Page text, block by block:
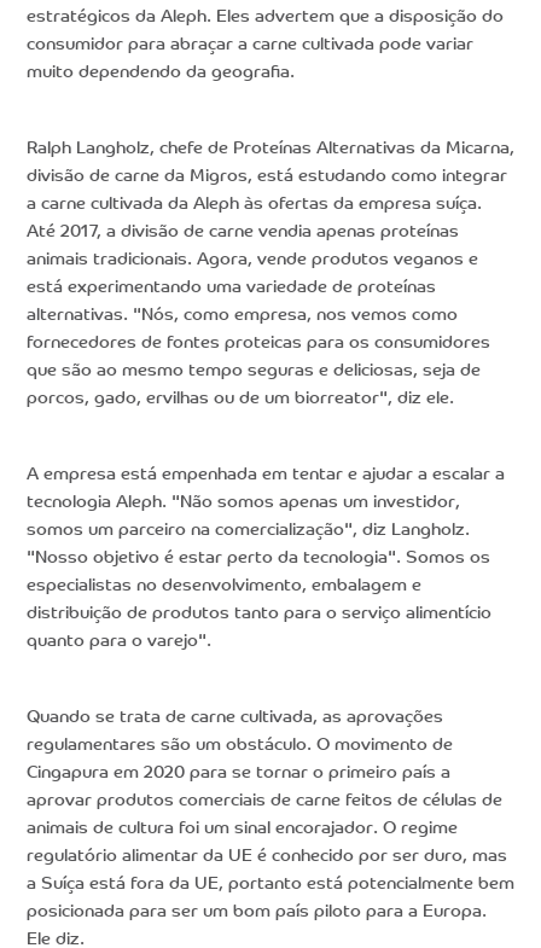
estratégicos da Aleph. Eles advertem que a disposição do
consumidor para abraçar a carne cultivada pode variar
muito dependendo da geografia.
Ralph Langholz, chefe de Proteínas Alternativas da Micarna,
divisão de carne da Migros, está estudando como integrar
a carne cultivada da Aleph às ofertas da empresa suíça.
Até 2017, a divisão de carne vendia apenas proteínas
animais tradicionais. Agora, vende produtos veganos e
está experimentando uma variedade de proteínas
alternativas. "Nós, como empresa, nos vemos como
fornecedores de fontes proteicas para os consumidores
que são ao mesmo tempo seguras e deliciosas, seja de
porcos, gado, ervilhas ou de um biorreator", diz ele.
A empresa está empenhada em tentar e ajudar a escalar a
tecnologia Aleph. "Não somos apenas um investidor,
somos um parceiro na comercialização", diz Langholz.
"Nosso objetivo é estar perto da tecnologia". Somos os
especialistas no desenvolvimento, embalagem e
distribuição de produtos tanto para o serviço alimentício
quanto para o varejo".
Quando se trata de carne cultivada, as aprovações
regulamentares são um obstáculo. O movimento de
Cingapura em 2020 para se tornar o primeiro país a
aprovar produtos comerciais de carne feitos de células de
animais de cultura foi um sinal encorajador. O regime
regulatório alimentar da UE é conhecido por ser duro, mas
a Suíça está fora da UE, portanto está potencialmente bem
posicionada para ser um bom país piloto para a Europa.
Ele diz.